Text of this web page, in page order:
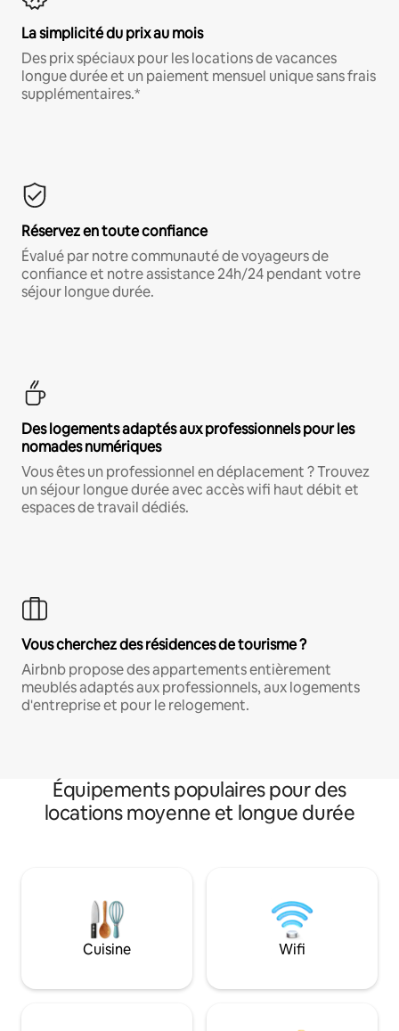
La simplicité du prix au mois
Des prix spéciaux pour les locations de vacances
longue durée et un paiement mensuel unique sans frais
supplémentaires.*
Réservez en toute confiance
Évalué par notre communauté de voyageurs de
confiance et notre assistance 24h/24 pendant votre
séjour longue durée.
Des logements adaptés aux professionnels pour les
nomades numériques
Vous êtes un professionnel en déplacement ? Trouvez
un séjour longue durée avec accès wifi haut débit et
espaces de travail dédiés.
Vous cherchez des résidences de tourisme ?
Airbnb propose des appartements entièrement
meublés adaptés aux professionnels, aux logements
d'entreprise et pour le relogement.
Équipements populaires pour des
locations moyenne et longue durée
Cuisine Wifi